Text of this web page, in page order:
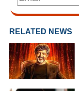
RELATED NEWS